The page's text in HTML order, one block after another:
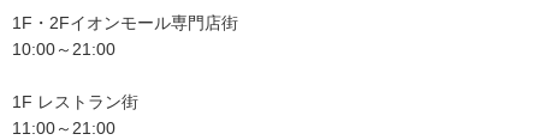
1F・2Fイオンモール専門店街
10:00～21:00
1F レストラン街
11:00～21:00